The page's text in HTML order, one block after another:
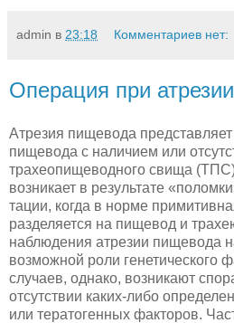
admin в 23:18 Комментариев нет:
Операция при
Атрезия пищевода
пищевода с наличием или
трахеопищеводного свища
возникает в результате
тации, когда в норме
разделяется на пищевод и
наблюдения атрезии пищевода
возможной роли генетического
случаев, однако, возникают
отсутствии каких-либо
или те­ратогенных факторов.